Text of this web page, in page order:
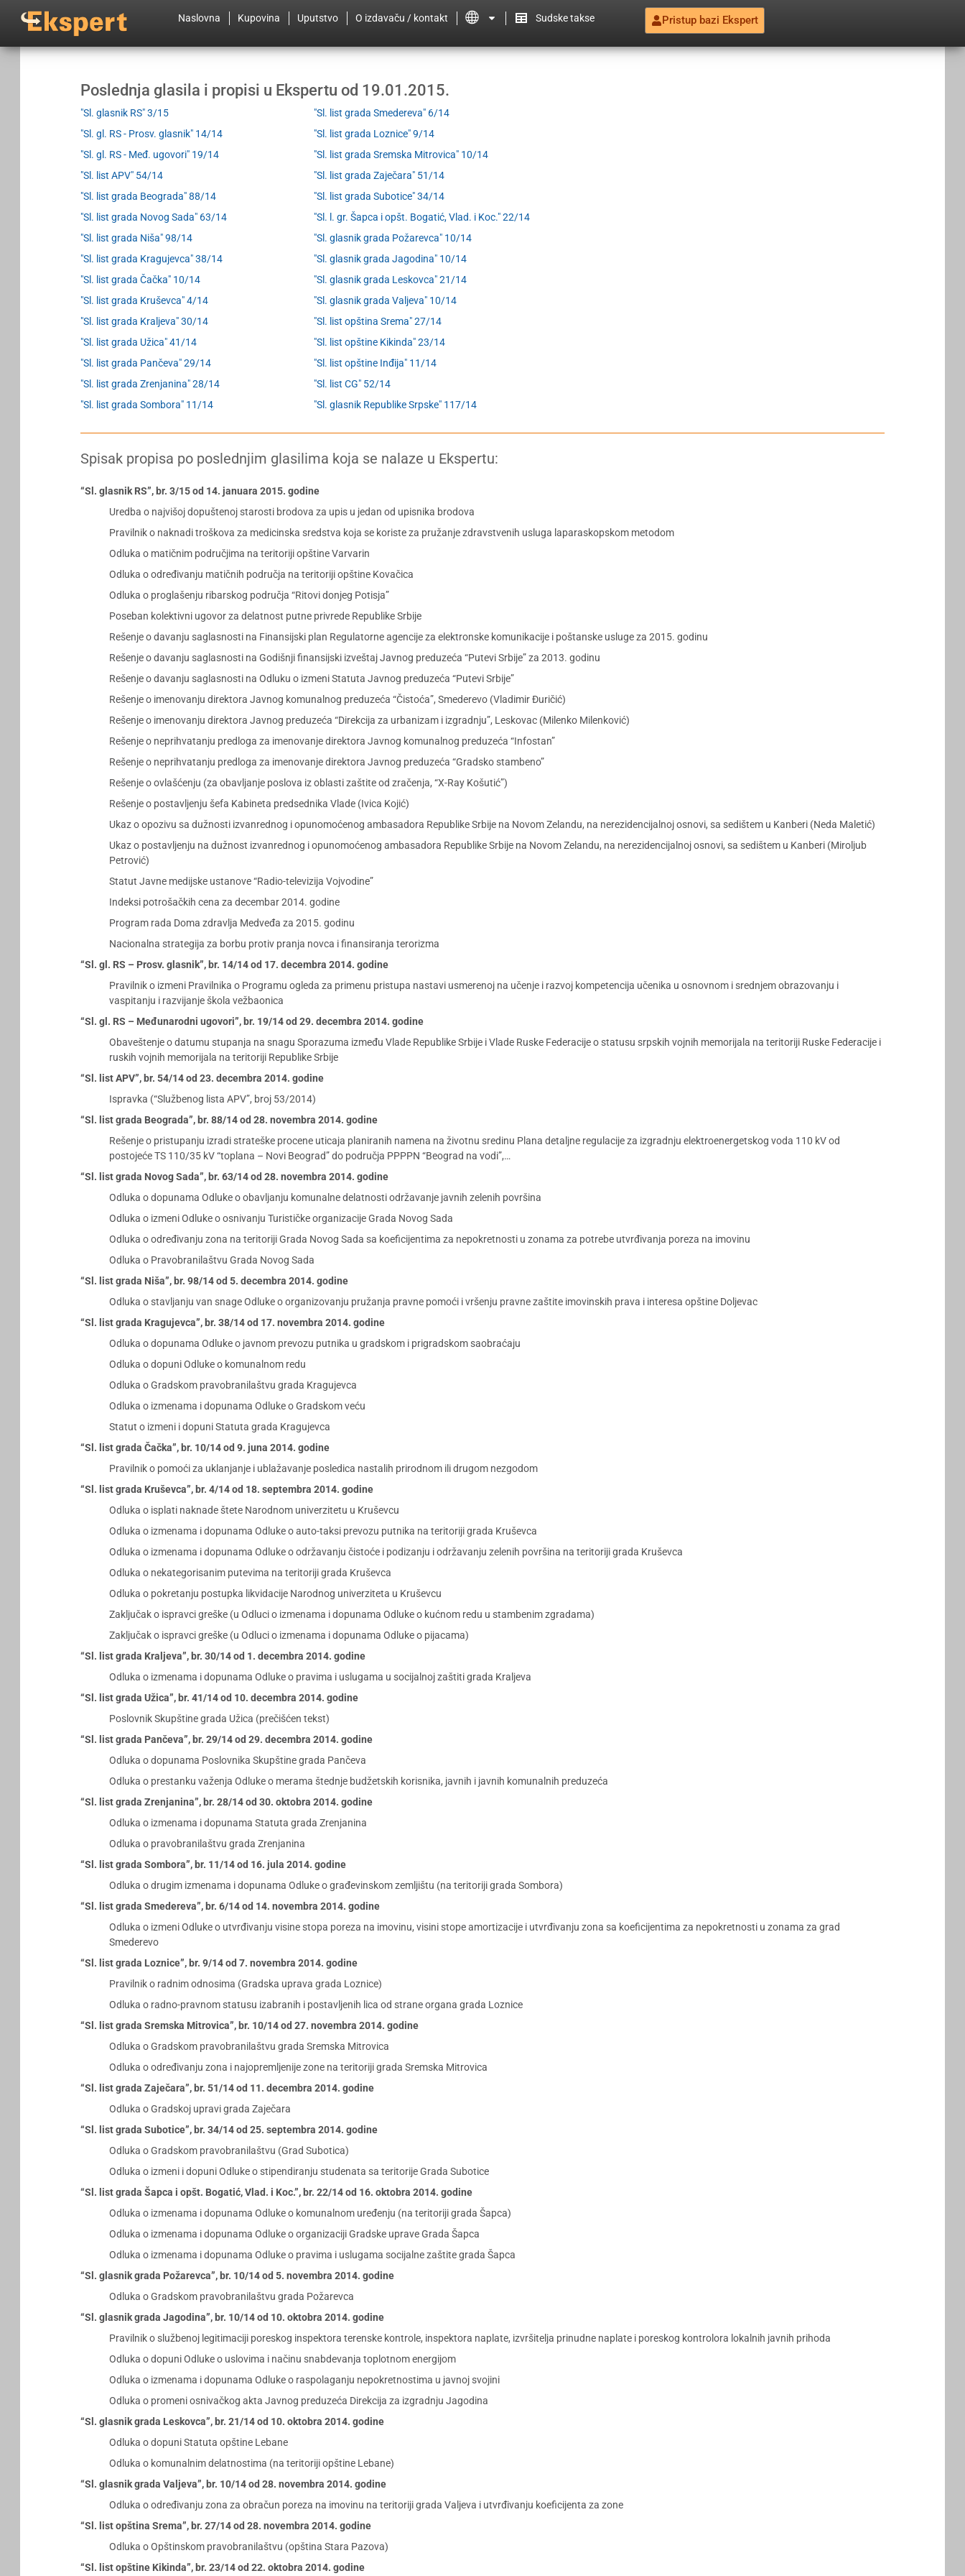
Naslovna Kupovina Uputstvo O izdavaču / kontakt Sudske takse Pristup bazi Ekspert
Poslednja glasila i propisi u Ekspertu od 19.01.2015.
"Sl. glasnik RS" 3/15
"Sl. gl. RS - Prosv. glasnik" 14/14
"Sl. gl. RS - Međ. ugovori" 19/14
"Sl. list APV" 54/14
"Sl. list grada Beograda" 88/14
"Sl. list grada Novog Sada" 63/14
"Sl. list grada Niša" 98/14
"Sl. list grada Kragujevca" 38/14
"Sl. list grada Čačka" 10/14
"Sl. list grada Kruševca" 4/14
"Sl. list grada Kraljeva" 30/14
"Sl. list grada Užica" 41/14
"Sl. list grada Pančeva" 29/14
"Sl. list grada Zrenjanina" 28/14
"Sl. list grada Sombora" 11/14
"Sl. list grada Smedereva" 6/14
"Sl. list grada Loznice" 9/14
"Sl. list grada Sremska Mitrovica" 10/14
"Sl. list grada Zaječara" 51/14
"Sl. list grada Subotice" 34/14
"Sl. l. gr. Šapca i opšt. Bogatić, Vlad. i Koc." 22/14
"Sl. glasnik grada Požarevca" 10/14
"Sl. glasnik grada Jagodina" 10/14
"Sl. glasnik grada Leskovca" 21/14
"Sl. glasnik grada Valjeva" 10/14
"Sl. list opština Srema" 27/14
"Sl. list opštine Kikinda" 23/14
"Sl. list opštine Inđija" 11/14
"Sl. list CG" 52/14
"Sl. glasnik Republike Srpske" 117/14
Spisak propisa po poslednjim glasilima koja se nalaze u Ekspertu:
“Sl. glasnik RS”, br. 3/15 od 14. januara 2015. godine
Uredba o najvišoj dopuštenoj starosti brodova za upis u jedan od upisnika brodova
Pravilnik o naknadi troškova za medicinska sredstva koja se koriste za pružanje zdravstvenih usluga laparaskopskom metodom
Odluka o matičnim područjima na teritoriji opštine Varvarin
Odluka o određivanju matičnih područja na teritoriji opštine Kovačica
Odluka o proglašenju ribarskog područja “Ritovi donjeg Potisja”
Poseban kolektivni ugovor za delatnost putne privrede Republike Srbije
Rešenje o davanju saglasnosti na Finansijski plan Regulatorne agencije za elektronske komunikacije i poštanske usluge za 2015. godinu
Rešenje o davanju saglasnosti na Godišnji finansijski izveštaj Javnog preduzeća “Putevi Srbije” za 2013. godinu
Rešenje o davanju saglasnosti na Odluku o izmeni Statuta Javnog preduzeća “Putevi Srbije”
Rešenje o imenovanju direktora Javnog komunalnog preduzeća “Čistoća”, Smederevo (Vladimir Đuričić)
Rešenje o imenovanju direktora Javnog preduzeća “Direkcija za urbanizam i izgradnju”, Leskovac (Milenko Milenković)
Rešenje o neprihvatanju predloga za imenovanje direktora Javnog komunalnog preduzeća “Infostan”
Rešenje o neprihvatanju predloga za imenovanje direktora Javnog preduzeća “Gradsko stambeno”
Rešenje o ovlašćenju (za obavljanje poslova iz oblasti zaštite od zračenja, “X-Ray Košutić”)
Rešenje o postavljenju šefa Kabineta predsednika Vlade (Ivica Kojić)
Ukaz o opozivu sa dužnosti izvanrednog i opunomoćenog ambasadora Republike Srbije na Novom Zelandu, na nerezidencijalnoj osnovi, sa sedištem u Kanberi (Neda Maletić)
Ukaz o postavljenju na dužnost izvanrednog i opunomoćenog ambasadora Republike Srbije na Novom Zelandu, na nerezidencijalnoj osnovi, sa sedištem u Kanberi (Miroljub
Petrović)
Statut Javne medijske ustanove “Radio-televizija Vojvodine”
Indeksi potrošačkih cena za decembar 2014. godine
Program rada Doma zdravlja Medveđa za 2015. godinu
Nacionalna strategija za borbu protiv pranja novca i finansiranja terorizma
“Sl. gl. RS – Prosv. glasnik”, br. 14/14 od 17. decembra 2014. godine
Pravilnik o izmeni Pravilnika o Programu ogleda za primenu pristupa nastavi usmerenoj na učenje i razvoj kompetencija učenika u osnovnom i srednjem obrazovanju i
vaspitanju i razvijanje škola vežbaonica
“Sl. gl. RS – Međunarodni ugovori”, br. 19/14 od 29. decembra 2014. godine
Obaveštenje o datumu stupanja na snagu Sporazuma između Vlade Republike Srbije i Vlade Ruske Federacije o statusu srpskih vojnih memorijala na teritoriji Ruske Federacije i
ruskih vojnih memorijala na teritoriji Republike Srbije
“Sl. list APV”, br. 54/14 od 23. decembra 2014. godine
Ispravka (“Službenog lista APV”, broj 53/2014)
“Sl. list grada Beograda”, br. 88/14 od 28. novembra 2014. godine
Rešenje o pristupanju izradi strateške procene uticaja planiranih namena na životnu sredinu Plana detaljne regulacije za izgradnju elektroenergetskog voda 110 kV od
postojeće TS 110/35 kV “toplana – Novi Beograd” do područja PPPPN “Beograd na vodi”,…
“Sl. list grada Novog Sada”, br. 63/14 od 28. novembra 2014. godine
Odluka o dopunama Odluke o obavljanju komunalne delatnosti održavanje javnih zelenih površina
Odluka o izmeni Odluke o osnivanju Turističke organizacije Grada Novog Sada
Odluka o određivanju zona na teritoriji Grada Novog Sada sa koeficijentima za nepokretnosti u zonama za potrebe utvrđivanja poreza na imovinu
Odluka o Pravobranilaštvu Grada Novog Sada
“Sl. list grada Niša”, br. 98/14 od 5. decembra 2014. godine
Odluka o stavljanju van snage Odluke o organizovanju pružanja pravne pomoći i vršenju pravne zaštite imovinskih prava i interesa opštine Doljevac
“Sl. list grada Kragujevca”, br. 38/14 od 17. novembra 2014. godine
Odluka o dopunama Odluke o javnom prevozu putnika u gradskom i prigradskom saobraćaju
Odluka o dopuni Odluke o komunalnom redu
Odluka o Gradskom pravobranilaštvu grada Kragujevca
Odluka o izmenama i dopunama Odluke o Gradskom veću
Statut o izmeni i dopuni Statuta grada Kragujevca
“Sl. list grada Čačka”, br. 10/14 od 9. juna 2014. godine
Pravilnik o pomoći za uklanjanje i ublažavanje posledica nastalih prirodnom ili drugom nezgodom
“Sl. list grada Kruševca”, br. 4/14 od 18. septembra 2014. godine
Odluka o isplati naknade štete Narodnom univerzitetu u Kruševcu
Odluka o izmenama i dopunama Odluke o auto-taksi prevozu putnika na teritoriji grada Kruševca
Odluka o izmenama i dopunama Odluke o održavanju čistoće i podizanju i održavanju zelenih površina na teritoriji grada Kruševca
Odluka o nekategorisanim putevima na teritoriji grada Kruševca
Odluka o pokretanju postupka likvidacije Narodnog univerziteta u Kruševcu
Zaključak o ispravci greške (u Odluci o izmenama i dopunama Odluke o kućnom redu u stambenim zgradama)
Zaključak o ispravci greške (u Odluci o izmenama i dopunama Odluke o pijacama)
“Sl. list grada Kraljeva”, br. 30/14 od 1. decembra 2014. godine
Odluka o izmenama i dopunama Odluke o pravima i uslugama u socijalnoj zaštiti grada Kraljeva
“Sl. list grada Užica”, br. 41/14 od 10. decembra 2014. godine
Poslovnik Skupštine grada Užica (prečišćen tekst)
“Sl. list grada Pančeva”, br. 29/14 od 29. decembra 2014. godine
Odluka o dopunama Poslovnika Skupštine grada Pančeva
Odluka o prestanku važenja Odluke o merama štednje budžetskih korisnika, javnih i javnih komunalnih preduzeća
“Sl. list grada Zrenjanina”, br. 28/14 od 30. oktobra 2014. godine
Odluka o izmenama i dopunama Statuta grada Zrenjanina
Odluka o pravobranilaštvu grada Zrenjanina
“Sl. list grada Sombora”, br. 11/14 od 16. jula 2014. godine
Odluka o drugim izmenama i dopunama Odluke o građevinskom zemljištu (na teritoriji grada Sombora)
“Sl. list grada Smedereva”, br. 6/14 od 14. novembra 2014. godine
Odluka o izmeni Odluke o utvrđivanju visine stopa poreza na imovinu, visini stope amortizacije i utvrđivanju zona sa koeficijentima za nepokretnosti u zonama za grad
Smederevo
“Sl. list grada Loznice”, br. 9/14 od 7. novembra 2014. godine
Pravilnik o radnim odnosima (Gradska uprava grada Loznice)
Odluka o radno-pravnom statusu izabranih i postavljenih lica od strane organa grada Loznice
“Sl. list grada Sremska Mitrovica”, br. 10/14 od 27. novembra 2014. godine
Odluka o Gradskom pravobranilaštvu grada Sremska Mitrovica
Odluka o određivanju zona i najopremljenije zone na teritoriji grada Sremska Mitrovica
“Sl. list grada Zaječara”, br. 51/14 od 11. decembra 2014. godine
Odluka o Gradskoj upravi grada Zaječara
“Sl. list grada Subotice”, br. 34/14 od 25. septembra 2014. godine
Odluka o Gradskom pravobranilaštvu (Grad Subotica)
Odluka o izmeni i dopuni Odluke o stipendiranju studenata sa teritorije Grada Subotice
“Sl. list grada Šapca i opšt. Bogatić, Vlad. i Koc.”, br. 22/14 od 16. oktobra 2014. godine
Odluka o izmenama i dopunama Odluke o komunalnom uređenju (na teritoriji grada Šapca)
Odluka o izmenama i dopunama Odluke o organizaciji Gradske uprave Grada Šapca
Odluka o izmenama i dopunama Odluke o pravima i uslugama socijalne zaštite grada Šapca
“Sl. glasnik grada Požarevca”, br. 10/14 od 5. novembra 2014. godine
Odluka o Gradskom pravobranilaštvu grada Požarevca
“Sl. glasnik grada Jagodina”, br. 10/14 od 10. oktobra 2014. godine
Pravilnik o službenoj legitimaciji poreskog inspektora terenske kontrole, inspektora naplate, izvršitelja prinudne naplate i poreskog kontrolora lokalnih javnih prihoda
Odluka o dopuni Odluke o uslovima i načinu snabdevanja toplotnom energijom
Odluka o izmenama i dopunama Odluke o raspolaganju nepokretnostima u javnoj svojini
Odluka o promeni osnivačkog akta Javnog preduzeća Direkcija za izgradnju Jagodina
“Sl. glasnik grada Leskovca”, br. 21/14 od 10. oktobra 2014. godine
Odluka o dopuni Statuta opštine Lebane
Odluka o komunalnim delatnostima (na teritoriji opštine Lebane)
“Sl. glasnik grada Valjeva”, br. 10/14 od 28. novembra 2014. godine
Odluka o određivanju zona za obračun poreza na imovinu na teritoriji grada Valjeva i utvrđivanju koeficijenta za zone
“Sl. list opština Srema”, br. 27/14 od 28. novembra 2014. godine
Odluka o Opštinskom pravobranilaštvu (opština Stara Pazova)
“Sl. list opštine Kikinda”, br. 23/14 od 22. oktobra 2014. godine